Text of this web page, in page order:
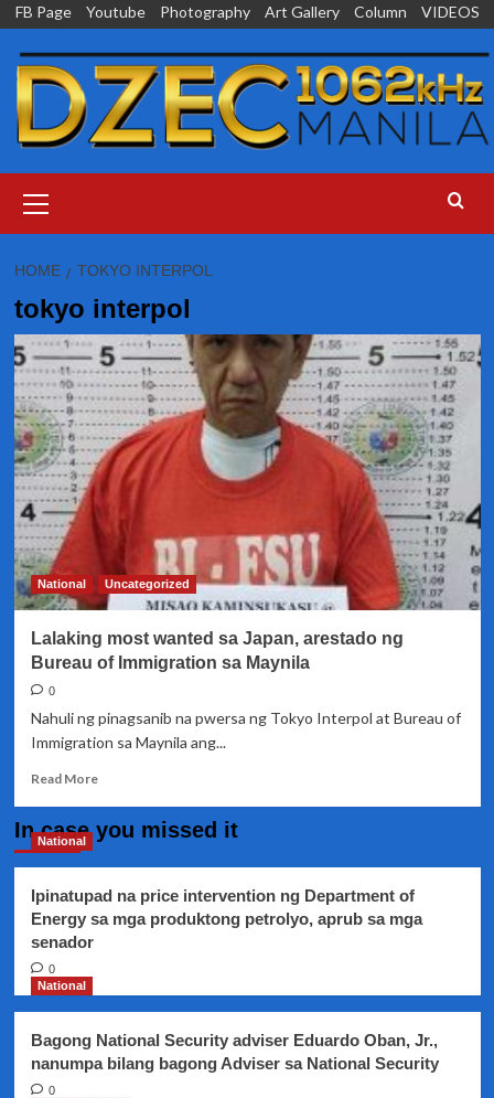
Skip
content
FB Page Youtube Photography Art Gallery Column VIDEOS
Menu
HOME TOKYO INTERPOL
tokyo interpol
National Uncategorized
Lalaking most wanted sa Japan, arestado ng
Bureau of Immigration sa Maynila
0
Nahuli ng pinagsanib na pwersa ng Tokyo Interpol at Bureau of
Immigration sa Maynila ang...
Read MoreRead
Lalaking
sa
Japan,
sa
Maynila
In case you missed it
National
Ipinatupad na price intervention ng Department of
Energy sa mga produktong petrolyo, aprub sa mga
senador
0
National
Bagong National Security adviser Eduardo Oban, Jr.,
nanumpa bilang bagong Adviser sa National Security
0